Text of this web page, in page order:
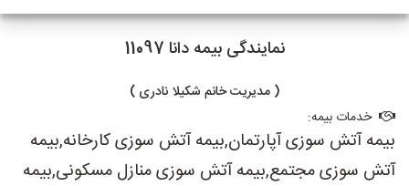
نمایندگی بیمه دانا 11097
( مدیریت خانم شکیلا نادری )
خدمات بیمه:
بیمه آتش سوزی آپارتمان,بیمه آتش سوزی کارخانه,بیمه
آتش سوزی مجتمع,بیمه آتش سوزی منازل مسکونی,بیمه